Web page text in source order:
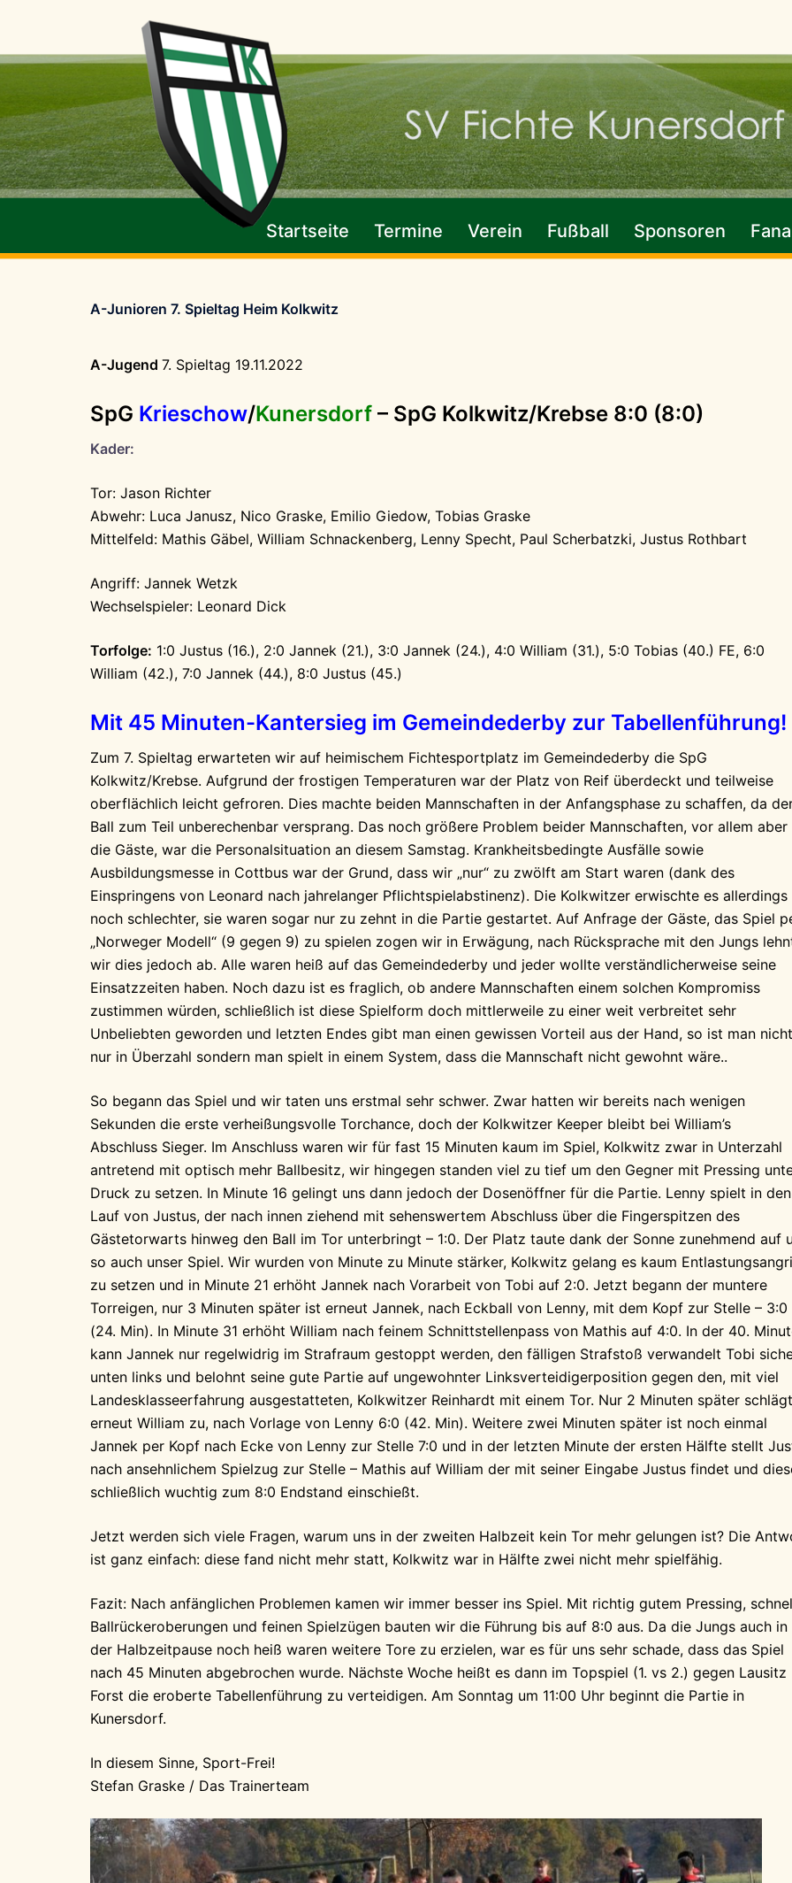
springen
Startseite Termine Verein Fußball Sponsoren
A-Junioren 7. Spieltag Heim Kolkwitz
A-Jugend 7. Spieltag 19.11.2022
SpG Krieschow/Kunersdorf – SpG Kolkwitz/Krebse 8:0 (8:0)
Kader:
Tor: Jason Richter
Abwehr: Luca Janusz, Nico Graske, Emilio Giedow, Tobias Graske
Mittelfeld: Mathis Gäbel, William Schnackenberg, Lenny Specht, Paul Scherbatzki, Justus Rothbart
Angriff: Jannek Wetzk
Wechselspieler: Leonard Dick
Torfolge: 1:0 Justus (16.), 2:0 Jannek (21.), 3:0 Jannek (24.), 4:0 William (31.), 5:0 Tobias (40.) FE, 6:0
William (42.), 7:0 Jannek (44.), 8:0 Justus (45.)
Mit 45 Minuten-Kantersieg im Gemeindederby zur Tabellenführung!
Zum 7. Spieltag erwarteten wir auf heimischem Fichtesportplatz im Gemeindederby die SpG
Kolkwitz/Krebse. Aufgrund der frostigen Temperaturen war der Platz von Reif überdeckt und teilweise
oberflächlich leicht gefroren. Dies machte beiden Mannschaften in der Anfangsphase zu schaffen, da
Ball zum Teil unberechenbar versprang. Das noch größere Problem beider Mannschaften, vor allem
die Gäste, war die Personalsituation an diesem Samstag. Krankheitsbedingte Ausfälle sowie
Ausbildungsmesse in Cottbus war der Grund, dass wir „nur“ zu zwölft am Start waren (dank des
Einspringens von Leonard nach jahrelanger Pflichtspielabstinenz). Die Kolkwitzer erwischte es allerdings
noch schlechter, sie waren sogar nur zu zehnt in die Partie gestartet. Auf Anfrage der Gäste, das Spiel
„Norweger Modell“ (9 gegen 9) zu spielen zogen wir in Erwägung, nach Rücksprache mit den Jungs
wir dies jedoch ab. Alle waren heiß auf das Gemeindederby und jeder wollte verständlicherweise seine
Einsatzzeiten haben. Noch dazu ist es fraglich, ob andere Mannschaften einem solchen Kompromiss
zustimmen würden, schließlich ist diese Spielform doch mittlerweile zu einer weit verbreitet sehr
Unbeliebten geworden und letzten Endes gibt man einen gewissen Vorteil aus der Hand, so ist man nicht
nur in Überzahl sondern man spielt in einem System, dass die Mannschaft nicht gewohnt wäre..
So begann das Spiel und wir taten uns erstmal sehr schwer. Zwar hatten wir bereits nach wenigen
Sekunden die erste verheißungsvolle Torchance, doch der Kolkwitzer Keeper bleibt bei William’s
Abschluss Sieger. Im Anschluss waren wir für fast 15 Minuten kaum im Spiel, Kolkwitz zwar in Unterzahl
antretend mit optisch mehr Ballbesitz, wir hingegen standen viel zu tief um den Gegner mit Pressing
Druck zu setzen. In Minute 16 gelingt uns dann jedoch der Dosenöffner für die Partie. Lenny spielt in den
Lauf von Justus, der nach innen ziehend mit sehenswertem Abschluss über die Fingerspitzen des
Gästetorwarts hinweg den Ball im Tor unterbringt – 1:0. Der Platz taute dank der Sonne zunehmend auf
so auch unser Spiel. Wir wurden von Minute zu Minute stärker, Kolkwitz gelang es kaum
zu setzen und in Minute 21 erhöht Jannek nach Vorarbeit von Tobi auf 2:0. Jetzt begann der muntere
Torreigen, nur 3 Minuten später ist erneut Jannek, nach Eckball von Lenny, mit dem Kopf zur Stelle – 3:0
(24. Min). In Minute 31 erhöht William nach feinem Schnittstellenpass von Mathis auf 4:0. In der 40.
kann Jannek nur regelwidrig im Strafraum gestoppt werden, den fälligen Strafstoß verwandelt Tobi
unten links und belohnt seine gute Partie auf ungewohnter Linksverteidigerposition gegen den, mit viel
Landesklasseerfahrung ausgestatteten, Kolkwitzer Reinhardt mit einem Tor. Nur 2 Minuten später schlägt
erneut William zu, nach Vorlage von Lenny 6:0 (42. Min). Weitere zwei Minuten später ist noch einmal
Jannek per Kopf nach Ecke von Lenny zur Stelle 7:0 und in der letzten Minute der ersten Hälfte stellt
nach ansehnlichem Spielzug zur Stelle – Mathis auf William der mit seiner Eingabe Justus findet und
schließlich wuchtig zum 8:0 Endstand einschießt.
Jetzt werden sich viele Fragen, warum uns in der zweiten Halbzeit kein Tor mehr gelungen ist? Die
ist ganz einfach: diese fand nicht mehr statt, Kolkwitz war in Hälfte zwei nicht mehr spielfähig.
Fazit: Nach anfänglichen Problemen kamen wir immer besser ins Spiel. Mit richtig gutem Pressing,
Ballrückeroberungen und feinen Spielzügen bauten wir die Führung bis auf 8:0 aus. Da die Jungs auch in
der Halbzeitpause noch heiß waren weitere Tore zu erzielen, war es für uns sehr schade, dass das Spiel
nach 45 Minuten abgebrochen wurde. Nächste Woche heißt es dann im Topspiel (1. vs 2.) gegen Lausitz
Forst die eroberte Tabellenführung zu verteidigen. Am Sonntag um 11:00 Uhr beginnt die Partie in
Kunersdorf.
In diesem Sinne, Sport-Frei!
Stefan Graske / Das Trainerteam